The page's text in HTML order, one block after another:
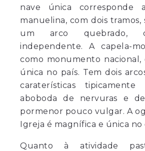
nave única corresponde
manuelina, com dois tramos,
um arco quebrado,
independente. A capela-
como monumento nacional,
única no país. Tem dois
caraterísticas tipicamente
aboboda de nervuras e
pormenor pouco vulgar. A
Igreja é magnífica e única no
Quanto à atividade